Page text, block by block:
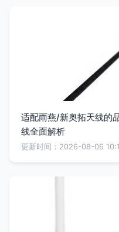
适配雨燕/新奥拓天线的
线全面解析
更新时间：2026-08-06